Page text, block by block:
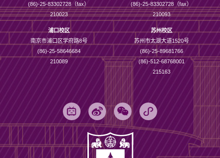
(86)-25-83302728（fax）
210023
(86)-25-83302728（fax）
210093
浦口校区
南京市浦口区学府路8号
(86)-25-58646684
210089
苏州校区
苏州市太湖大道1520号
(86)-25-89681766
(86)-512-68768001
215163